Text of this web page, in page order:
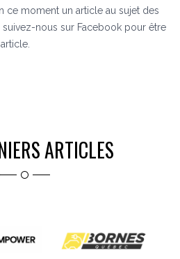
ce moment un article au sujet des
suivez-nous sur Facebook pour être
ARTICLES